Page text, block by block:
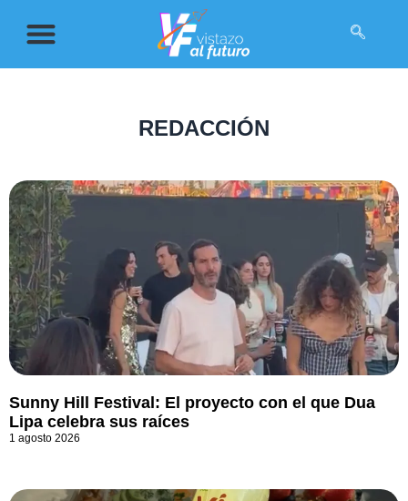
REDACCIÓN
Sunny Hill Festival: El proyecto con el que Dua
Lipa celebra sus raíces
1 agosto 2026